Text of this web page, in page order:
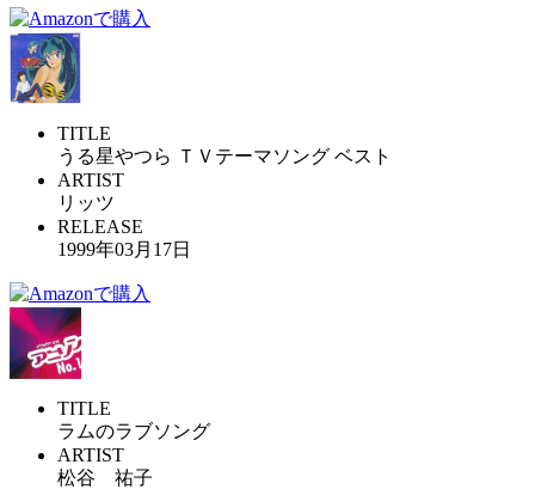
TITLE
うる星やつら ＴＶテーマソング ベスト
ARTIST
リッツ
RELEASE
1999年03月17日
TITLE
ラムのラブソング
ARTIST
松谷 祐子